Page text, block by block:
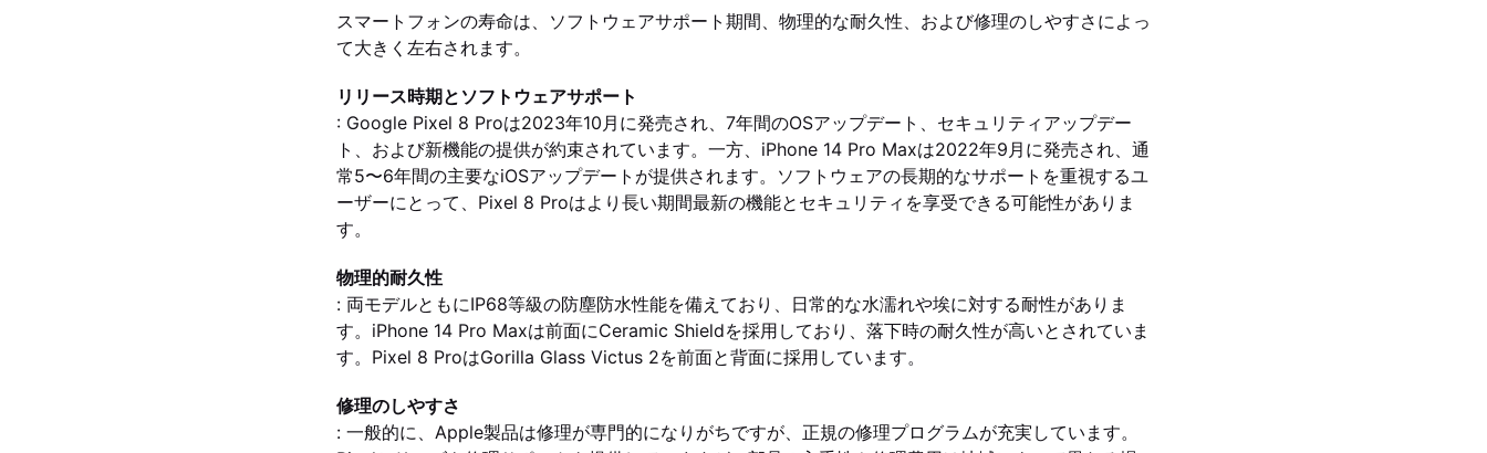
スマートフォンの寿命は、ソフトウェアサポート期間、物理的な耐久性、および修理のしやすさによっ
て大きく左右されます。
リリース時期とソフトウェアサポート
: Google Pixel 8 Proは2023年10月に発売され、7年間のOSアップデート、セキュリティアップデー
ト、および新機能の提供が約束されています。一方、iPhone 14 Pro Maxは2022年9月に発売され、通
常5〜6年間の主要なiOSアップデートが提供されます。ソフトウェアの長期的なサポートを重視するユ
ーザーにとって、Pixel 8 Proはより長い期間最新の機能とセキュリティを享受できる可能性がありま
す。
物理的耐久性
: 両モデルともにIP68等級の防塵防水性能を備えており、日常的な水濡れや埃に対する耐性がありま
す。iPhone 14 Pro Maxは前面にCeramic Shieldを採用しており、落下時の耐久性が高いとされていま
す。Pixel 8 ProはGorilla Glass Victus 2を前面と背面に採用しています。
修理のしやすさ
: 一般的に、Apple製品は修理が専門的になりがちですが、正規の修理プログラムが充実しています。